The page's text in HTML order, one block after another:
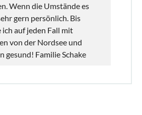
Wenn die Umstände es
gern persönlich. Bis
auf jeden Fall mit
von der Nordsee und
gesund! Familie Schake